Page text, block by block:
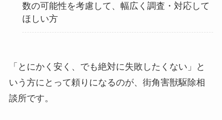
数の可能性を考慮して、幅広く調査・対応して
ほしい方
「とにかく安く、でも絶対に失敗したくない」と
いう方にとって頼りになるのが、街角害獣駆除相
談所です。